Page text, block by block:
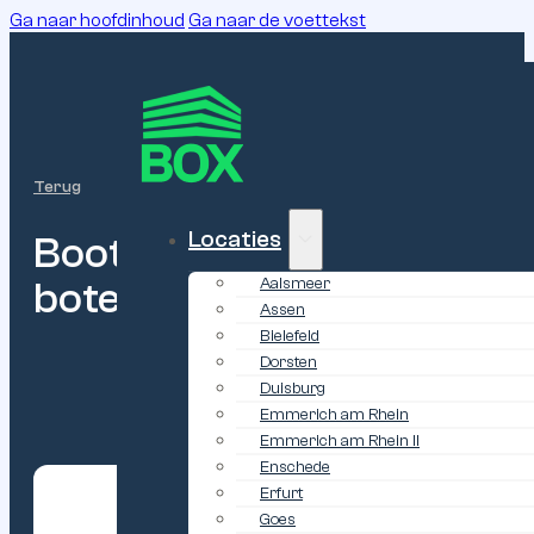
Ga naar hoofdinhoud Ga naar de voettekst
Locaties
Aalsmeer
Assen
Bielefeld
Dorsten
Duisburg
Emmerich am Rhein
Emmerich am Rhein II
Enschede
Erfurt
Goes
Terug
Bootopslagin
botenstalling,